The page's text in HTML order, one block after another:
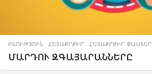
ԲՆՈՒԹՅՈՒՆ ,ՀԵՏԱՔՐՔԻՐ ,ՀԵՏԱՔՐՔԻՐ ՓԱՍՏԵՐ
ՄԱՐԴՈՒ ԶԳԱՅԱՐԱՆՆԵՐԸ